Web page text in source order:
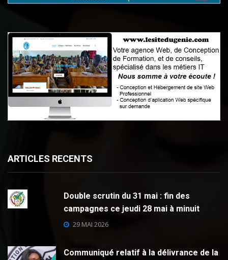
ARTICLES RECENTS
Double scrutin du 31 mai : fin des
campagnes ce jeudi 28 mai à minuit
29 MAI 2026
Communiqué relatif à la délivrance de la